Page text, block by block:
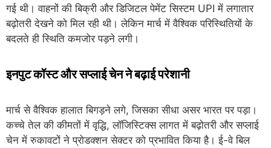
गई थी। वाहनों की बिक्री और डिजिटल पेमेंट सिस्टम UPI में लगातार
बढ़ोतरी देखने को मिल रही थी। लेकिन मार्च में वैश्विक परिस्थितियों के
बदलते ही स्थिति कमजोर पड़ने लगी।
इनपुट कॉस्ट और सप्लाई चेन ने बढ़ाई परेशानी
मार्च से वैश्विक हालात बिगड़ने लगे, जिसका सीधा असर भारत पर पड़ा।
कच्चे तेल की कीमतों में वृद्धि, लॉजिस्टिक्स लागत में बढ़ोतरी और सप्लाई
चेन में रुकावटों ने प्रोडक्शन सेक्टर को प्रभावित किया है। ई-वे बिल